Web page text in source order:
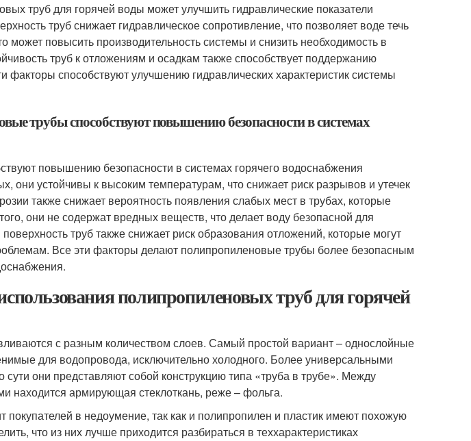
труб для горячей воды может улучшить гидравлические показатели
труб снижает гидравлическое сопротивление, что позволяет воде течь
повысить производительность системы и снизить необходимость в
труб к отложениям и осадкам также способствует поддержанию
факторы способствуют улучшению гидравлических характеристик системы
трубы способствуют повышению безопасности в системах
повышению безопасности в системах горячего водоснабжения
они устойчивы к высоким температурам, что снижает риск разрывов и утечек
также снижает вероятность появления слабых мест в трубах, которые
они не содержат вредных веществ, что делает воду безопасной для
труб также снижает риск образования отложений, которые могут
Все эти факторы делают полипропиленовые трубы более безопасным
полипропиленовых труб для горячей
с разным количеством слоев. Самый простой вариант – однослойные
для водопровода, исключительно холодного. Более универсальными
они представляют собой конструкцию типа «труба в трубе». Между
находится армирующая стеклоткань, реже – фольга.
покупателей в недоумение, так как и полипропилен и пластик имеют похожую
что из них лучше приходится разбираться в теххарактеристиках